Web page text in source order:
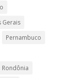
Gerais
Pernambuco
Rondônia